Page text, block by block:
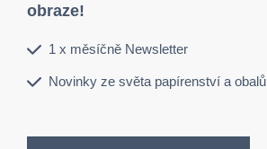
obraze!
1 x měsíčně Newsletter
Novinky ze světa papírenství a obalů